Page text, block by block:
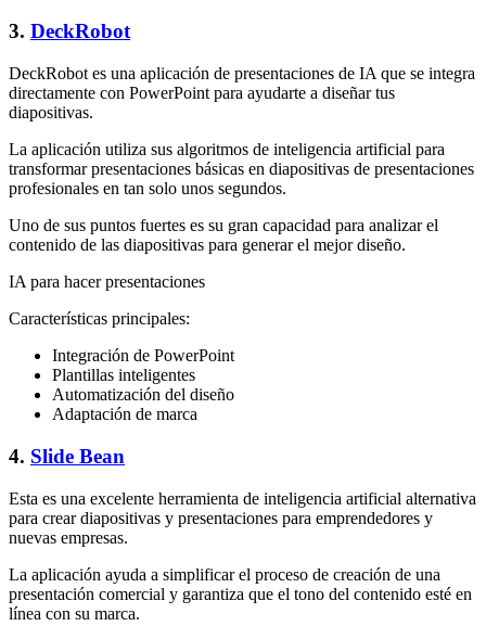
3. DeckRobot
DeckRobot es una aplicación de presentaciones de IA que se integra
directamente con PowerPoint para ayudarte a diseñar tus
diapositivas.
La aplicación utiliza sus algoritmos de inteligencia artificial para
transformar presentaciones básicas en diapositivas de presentaciones
profesionales en tan solo unos segundos.
Uno de sus puntos fuertes es su gran capacidad para analizar el
contenido de las diapositivas para generar el mejor diseño.
IA para hacer presentaciones
Características principales:
Integración de PowerPoint
Plantillas inteligentes
Automatización del diseño
Adaptación de marca
4. Slide Bean
Esta es una excelente herramienta de inteligencia artificial alternativa
para crear diapositivas y presentaciones para emprendedores y
nuevas empresas.
La aplicación ayuda a simplificar el proceso de creación de una
presentación comercial y garantiza que el tono del contenido esté en
línea con su marca.